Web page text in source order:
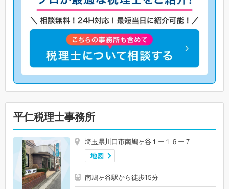
平仁税理士事務所
埼玉県川口市南鳩ヶ谷１ー１６ー７
地図
南鳩ヶ谷駅から徒歩15分